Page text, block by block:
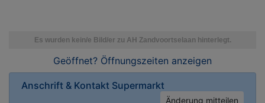
Geöffnet? Öffnungszeiten anzeigen
Anschrift & Kontakt Supermarkt
Änderung mitteilen